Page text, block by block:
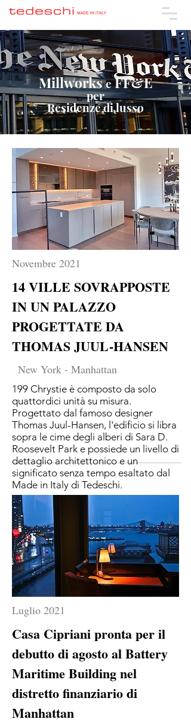
MillworkseFF&E
per
Residenze di lusso
Luglio 2021
Casa Cipriani pronta per il
debutto di agosto al Battery
Maritime Building nel
distretto finanziario di
Manhattan
Novembre 2021
14 VILLE SOVRAPPOSTE
IN UN PALAZZO
PROGETTATE DA
THOMAS JUUL-HANSEN
New York - Manhattan
199 Chrystie è composto da solo
quattordici unità su misura.
Progettato dal famoso designer
Thomas Juul-Hansen, l'edificio si libra
sopra le cime degli alberi di Sara D.
Roosevelt Park e possiede un livello di
dettaglio architettonico e un
significato senza tempo esaltato dal
Made in Italy di Tedeschi.